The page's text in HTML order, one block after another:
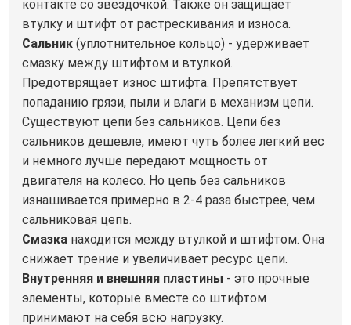
контакте со звездочкой. Также он защищает
втулку и штифт от растрескивания и износа.
Сальник (уплотнительное кольцо) - удерживает
смазку между штифтом и втулкой.
Предотврящает износ штифта. Препятствует
попаданию грязи, пыли и влаги в механизм цепи.
Существуют цепи без сальников. Цепи без
сальников дешевле, имеют чуть более легкий вес
и немного лучше передают мощность от
двигателя на колесо. Но цепь без сальников
изнашивается примерно в 2-4 раза быстрее, чем
сальниковая цепь.
Смазка находится между втулкой и штифтом. Она
снижает трение и увеличивает ресурс цепи.
Внутренняя и внешняя пластины - это прочные
элементы, которые вместе со штифтом
принимают на себя всю нагрузку.